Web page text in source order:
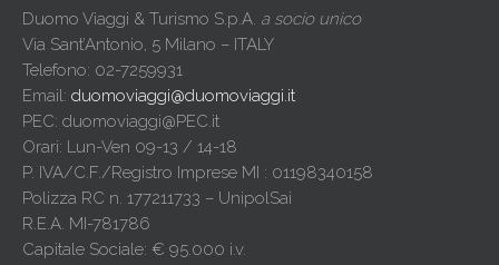
Duomo Viaggi & Turismo S.p.A. a socio unico
Via Sant’Antonio, 5 Milano – ITALY
Telefono: 02-7259931
Email: duomoviaggi@duomoviaggi.it
PEC: duomoviaggi@PEC.it
Orari: Lun-Ven 09-13 / 14-18
P. IVA/C.F./Registro Imprese MI : 01198340158
Polizza RC n. 177211733 – UnipolSai
R.E.A. MI-781786
Capitale Sociale: € 95.000 i.v.